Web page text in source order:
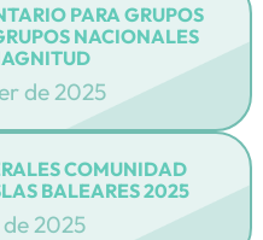
PARA GRUPOS
NACIONALES
de 2025
COMUNIDAD
BALEARES 2025
2025